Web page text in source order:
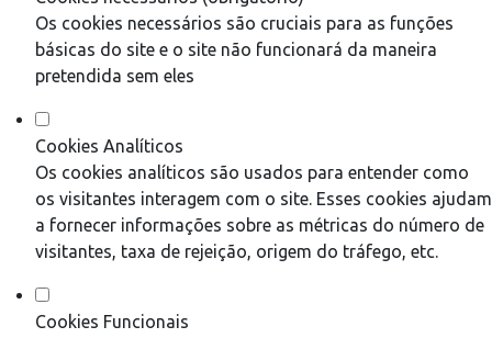
Os cookies necessários são cruciais para as funções
básicas do site e o site não funcionará da maneira
pretendida sem eles
Cookies Analíticos
Os cookies analíticos são usados para entender como
os visitantes interagem com o site. Esses cookies ajudam
a fornecer informações sobre as métricas do número de
visitantes, taxa de rejeição, origem do tráfego, etc.
Cookies Funcionais